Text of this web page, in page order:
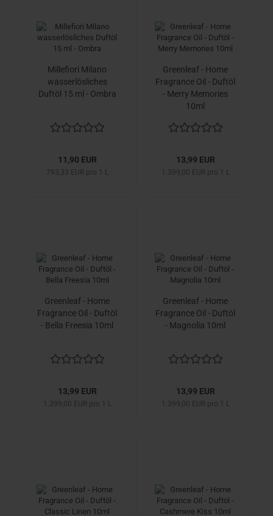
Millefiori Milano
wasserlösliches
Duftöl 15 ml - Ombra
11,90 EUR
793,33 EUR pro 1 L
Greenleaf - Home
Fragrance Oil - Duftöl
- Merry Memories
10ml
13,99 EUR
1.399,00 EUR pro 1 L
Greenleaf - Home
Fragrance Oil - Duftöl
- Bella Freesia 10ml
13,99 EUR
1.399,00 EUR pro 1 L
Greenleaf - Home
Fragrance Oil - Duftöl
- Magnolia 10ml
13,99 EUR
1.399,00 EUR pro 1 L